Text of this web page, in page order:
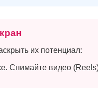
их потенциал:
Снимайте видео